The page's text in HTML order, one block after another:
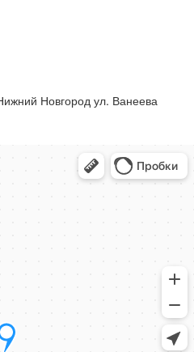
Новгород ул. Ванеева